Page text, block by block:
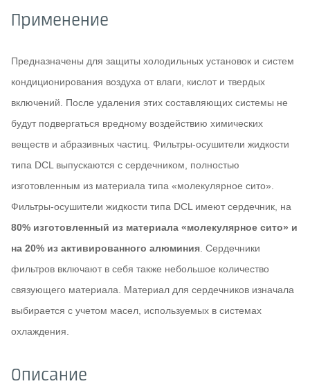
Применение
Предназначены для защиты холодильных установок и систем
кондиционирования воздуха от влаги, кислот и твердых
включений. После удаления этих составляющих системы не
будут подвергаться вредному воздействию химических
веществ и абразивных частиц. Фильтры-осушители жидкости
типа DCL выпускаются с сердечником, полностью
изготовленным из материала типа «молекулярное сито».
Фильтры-осушители жидкости типа DCL имеют сердечник, на
80% изготовленный из материала «молекулярное сито» и
на 20% из активированного алюминия . Сердечники
фильтров включают в себя также небольшое количество
связующего материала. Материал для сердечников изначала
выбирается с учетом масел, используемых в системах
охлаждения.
Описание